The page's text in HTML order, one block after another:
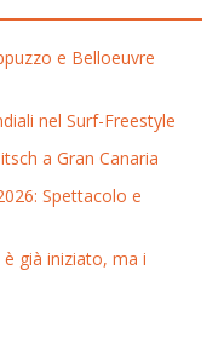
e Belloeuvre
nel Surf-Freestyle
a Gran Canaria
Spettacolo e
è già iniziato, ma i